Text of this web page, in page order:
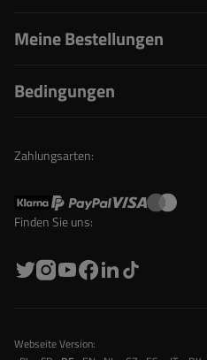
Meine Bestellungen
Bedingungen
Zahlungsarten:
Finden Sie uns:
Webseite Version: